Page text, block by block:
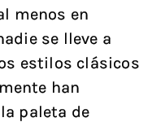
menos en
se lleve a
estilos clásicos
han
paleta de